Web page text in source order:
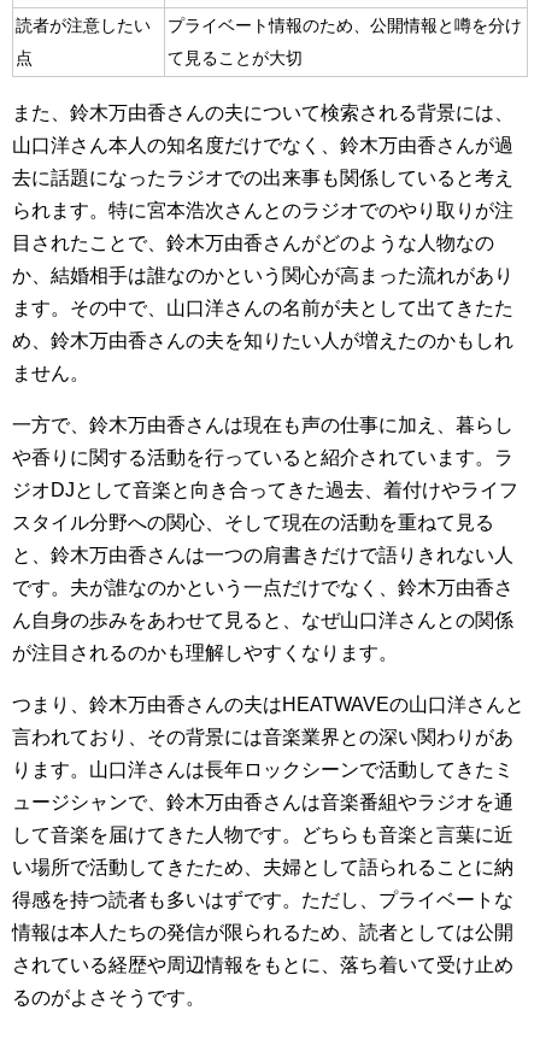
読者が注意したい
点
プライベート情報のため、公開情報と噂を分け
て見ることが大切
また、鈴木万由香さんの夫について検索される背景には、
山口洋さん本人の知名度だけでなく、鈴木万由香さんが過
去に話題になったラジオでの出来事も関係していると考え
られます。特に宮本浩次さんとのラジオでのやり取りが注
目されたことで、鈴木万由香さんがどのような人物なの
か、結婚相手は誰なのかという関心が高まった流れがあり
ます。その中で、山口洋さんの名前が夫として出てきたた
め、鈴木万由香さんの夫を知りたい人が増えたのかもしれ
ません。
一方で、鈴木万由香さんは現在も声の仕事に加え、暮らし
や香りに関する活動を行っていると紹介されています。ラ
ジオDJとして音楽と向き合ってきた過去、着付けやライフ
スタイル分野への関心、そして現在の活動を重ねて見る
と、鈴木万由香さんは一つの肩書きだけで語りきれない人
です。夫が誰なのかという一点だけでなく、鈴木万由香さ
ん自身の歩みをあわせて見ると、なぜ山口洋さんとの関係
が注目されるのかも理解しやすくなります。
つまり、鈴木万由香さんの夫はHEATWAVEの山口洋さんと
言われており、その背景には音楽業界との深い関わりがあ
ります。山口洋さんは長年ロックシーンで活動してきたミ
ュージシャンで、鈴木万由香さんは音楽番組やラジオを通
して音楽を届けてきた人物です。どちらも音楽と言葉に近
い場所で活動してきたため、夫婦として語られることに納
得感を持つ読者も多いはずです。ただし、プライベートな
情報は本人たちの発信が限られるため、読者としては公開
されている経歴や周辺情報をもとに、落ち着いて受け止め
るのがよさそうです。